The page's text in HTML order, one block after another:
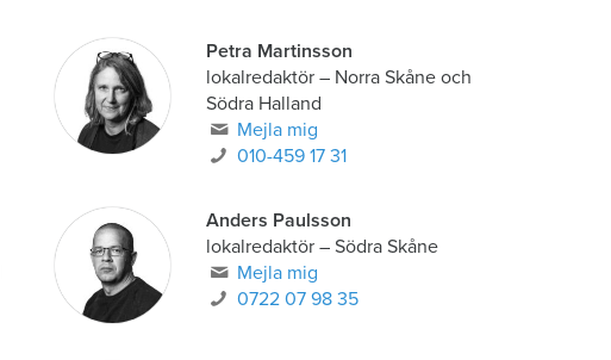
Petra Martinsson
lokalredaktör– Norra Skåne och
Södra Halland
Mejla mig
010-459 17 31
Anders Paulsson
lokalredaktör– Södra Skåne
Mejla mig
0722 07 98 35